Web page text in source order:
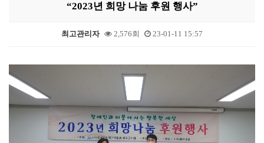
“2023년 희망 나눔 후원 행사”
최고관리자 2,576회 23-01-11 15:57
본문